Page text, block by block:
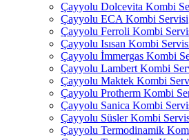
Çayyolu Dolcevita Kombi
Çayyolu ECA Kombi Servisi
Çayyolu Ferroli Kombi
Çayyolu Isısan Kombi
Çayyolu İmmergas Kombi
Çayyolu Lambert Kombi
Çayyolu Maktek Kombi
Çayyolu Protherm Kombi
Çayyolu Sanica Kombi
Çayyolu Süsler Kombi
Çayyolu Termodinamik